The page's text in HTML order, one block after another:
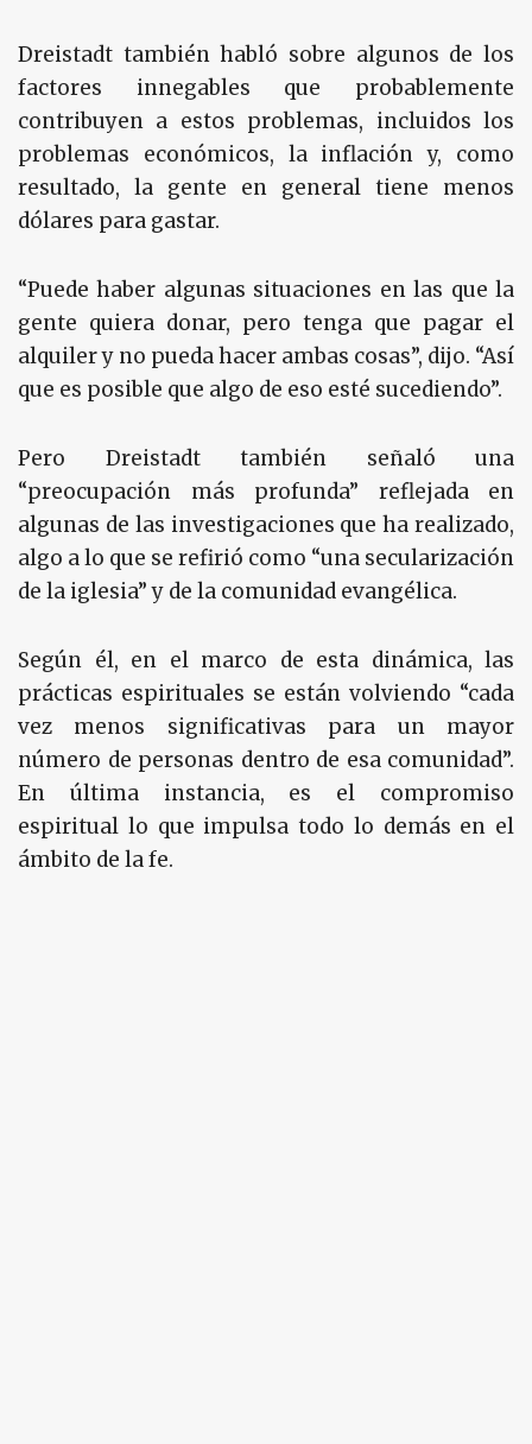
Dreistadt también habló sobre algunos de los
factores innegables que probablemente
contribuyen a estos problemas, incluidos los
problemas económicos, la inflación y, como
resultado, la gente en general tiene menos
dólares para gastar.
“Puede haber algunas situaciones en las que la
gente quiera donar, pero tenga que pagar el
alquiler y no pueda hacer ambas cosas”, dijo. “Así
que es posible que algo de eso esté sucediendo”.
Pero Dreistadt también señaló una
“preocupación más profunda” reflejada en
algunas de las investigaciones que ha realizado,
algo a lo que se refirió como “una secularización
de la iglesia” y de la comunidad evangélica.
Según él, en el marco de esta dinámica, las
prácticas espirituales se están volviendo “cada
vez menos significativas para un mayor
número de personas dentro de esa comunidad”.
En última instancia, es el compromiso
espiritual lo que impulsa todo lo demás en el
ámbito de la fe.